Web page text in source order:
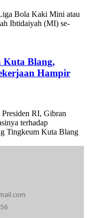
Bola Kaki Mini atau
Ibtidaiyah (MI) se-
Kuta Blang,
Hampir
RI, Gibran
terhadap
Tingkeum Kuta Blang